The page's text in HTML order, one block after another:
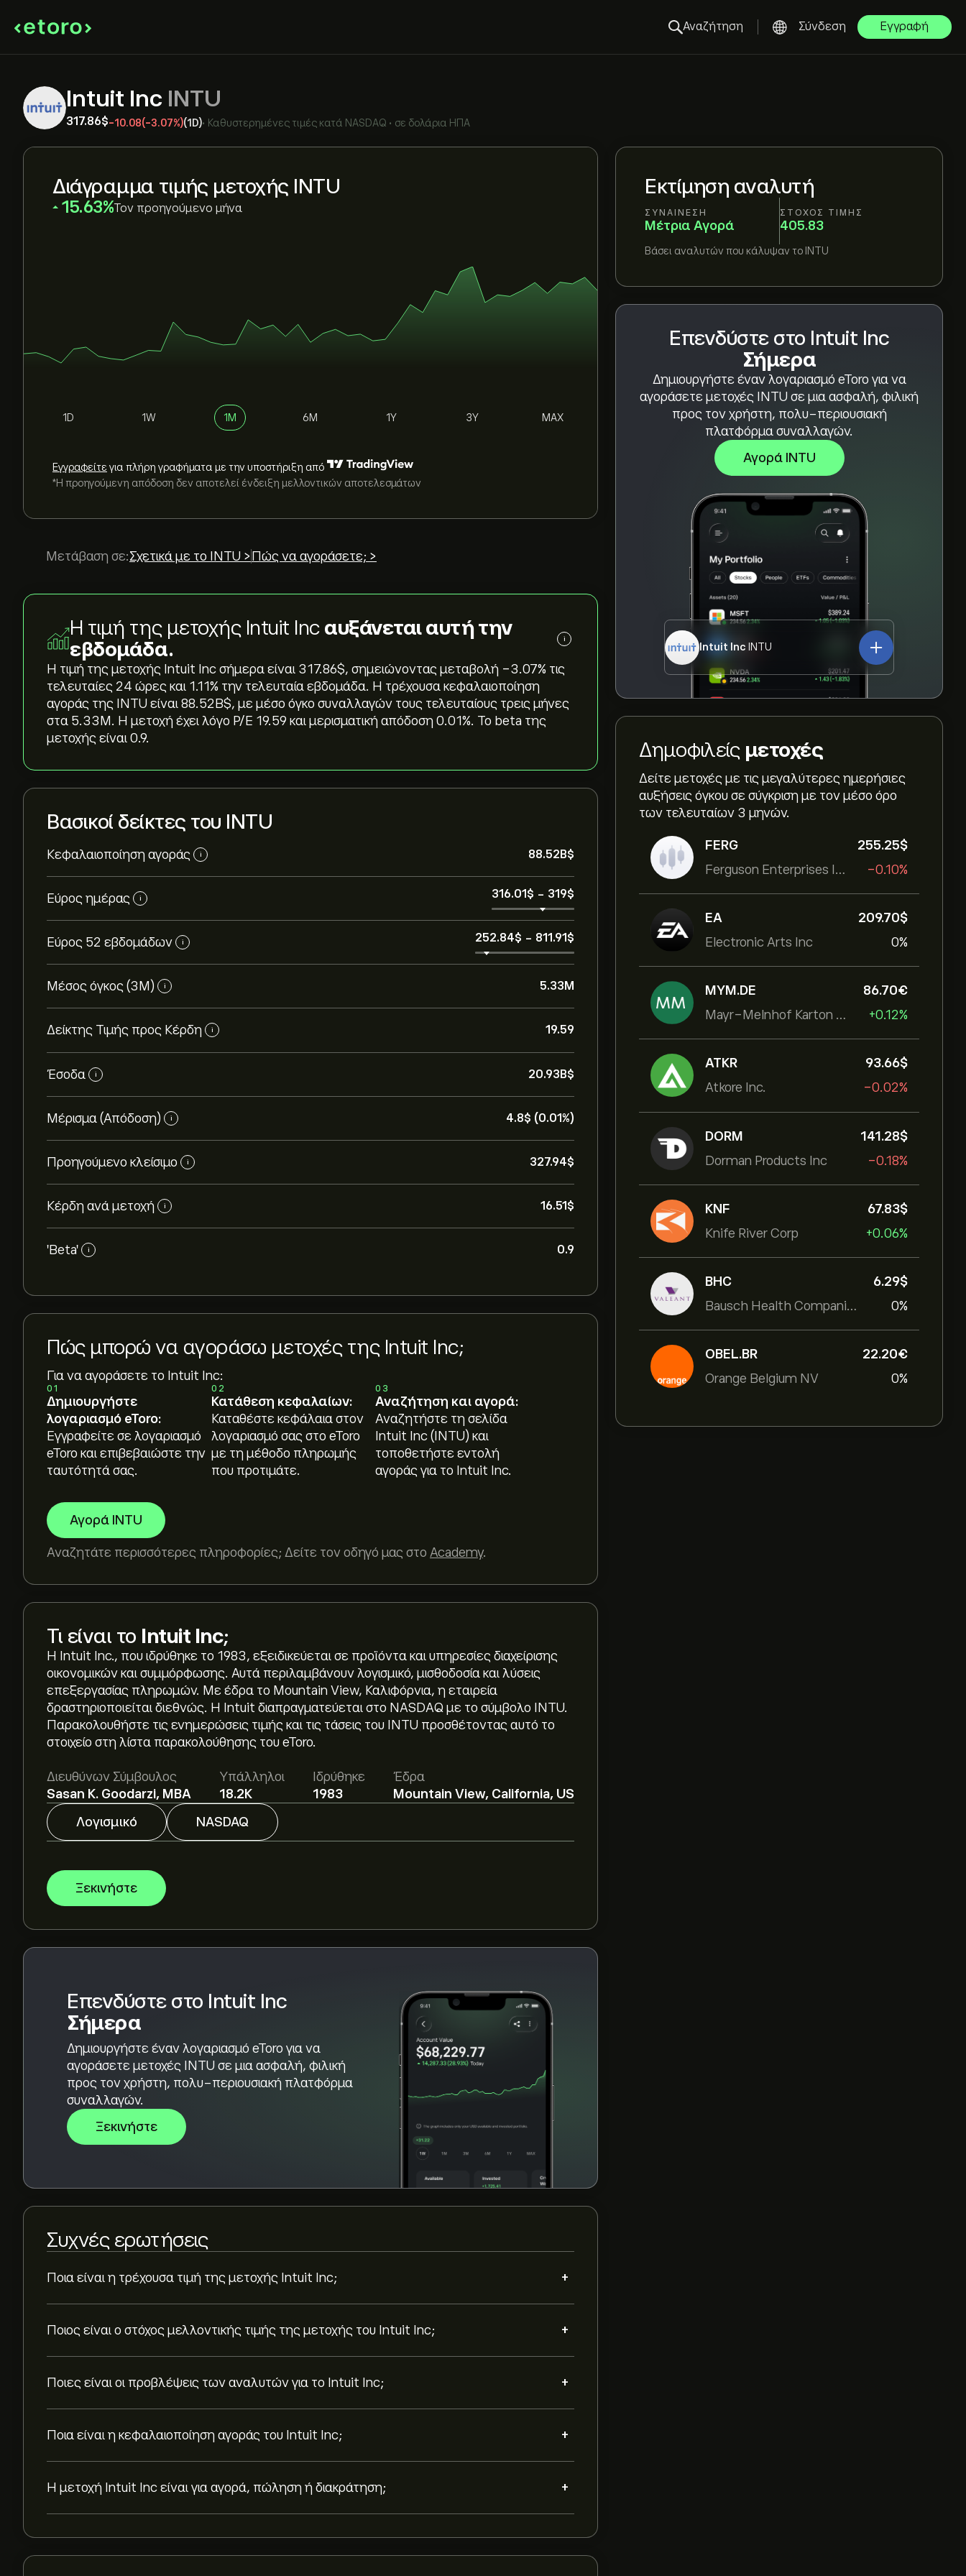
Αναζήτηση Σύνδεση Εγγραφή
Intuit Inc INTU
317.86‎$‎-10.08(-3.07%)(1D)• Καθυστερημένες τιμές κατά NASDAQ • σε δολάρια ΗΠΑ
Εκτίμηση αναλυτή
ΣΥΝΑΊΝΕΣΗ
Μέτρια Αγορά
ΣΤΌΧΟΣ ΤΙΜΉΣ
405.83
Βάσει αναλυτών που κάλυψαν το INTU
Επενδύστε στο Intuit Inc
Σήμερα
Δημιουργήστε έναν λογαριασμό eToro για να
αγοράσετε μετοχές INTU σε μια ασφαλή, φιλική
προς τον χρήστη, πολυ-περιουσιακή
πλατφόρμα συναλλαγών.
Αγορά INTU
Intuit Inc INTU
Δημοφιλείς μετοχές
Δείτε μετοχές με τις μεγαλύτερες ημερήσιες
αυξήσεις όγκου σε σύγκριση με τον μέσο όρο
των τελευταίων 3 μηνών.
FERG
Ferguson Enterprises Inc
255.25‎$‎
-0.10%
EA
Electronic Arts Inc
209.70‎$‎
0%
MYM.DE
Mayr-Melnhof Karton AG
86.70‎€‎
+0.12%
ATKR
Atkore Inc.
93.66‎$‎
-0.02%
DORM
Dorman Products Inc
141.28‎$‎
-0.18%
KNF
Knife River Corp
67.83‎$‎
+0.06%
BHC
Bausch Health Companies Inc
6.29‎$‎
0%
OBEL.BR
Orange Belgium NV
22.20‎€‎
0%
Διάγραμμα τιμής μετοχής INTU
‎15.63‎ Τον προηγούμενο μήνα
1D 1W 1M 6M 1Y 3Y MAX
Εγγραφείτε για πλήρη γραφήματα με την υποστήριξη από
*Η προηγούμενη απόδοση δεν αποτελεί ένδειξη μελλοντικών αποτελεσμάτων
Μετάβαση σε:Σχετικά με το INTU > Πώς να αγοράσετε; >
Η τιμή της μετοχής Intuit Inc αυξάνεται αυτή την
εβδομάδα.
i
Η τιμή της μετοχής Intuit Inc σήμερα είναι 317.86‎$‎, σημειώνοντας μεταβολή ‎-3.07‎% τις
τελευταίες 24 ώρες και ‎1.11‎% την τελευταία εβδομάδα. Η τρέχουσα κεφαλαιοποίηση
αγοράς της INTU είναι 88.52B‎$‎, με μέσο όγκο συναλλαγών τους τελευταίους τρεις μήνες
στα 5.33M. Η μετοχή έχει λόγο P/E 19.59 και μερισματική απόδοση 0.01%. Το beta της
μετοχής είναι 0.9.
Βασικοί δείκτες του INTU
Κεφαλαιοποίηση αγοράς i 88.52B‎$‎
Εύρος ημέρας i 316.01‎$‎ - 319‎$‎
Εύρος 52 εβδομάδων i 252.84‎$‎ - 811.91‎$‎
Μέσος όγκος (3Μ) i 5.33M
Δείκτης Τιμής προς Κέρδη i 19.59
Έσοδα i 20.93B‎$‎
Μέρισμα (Απόδοση) i 4.8‎$‎ (0.01%)
Προηγούμενο κλείσιμο i 327.94‎$‎
Κέρδη ανά μετοχή i 16.51‎$‎
'Beta' i 0.9
Πώς μπορώ να αγοράσω μετοχές της Intuit Inc;
Για να αγοράσετε το Intuit Inc:
01
Δημιουργήστε
λογαριασμό eToro:
Εγγραφείτε σε λογαριασμό
eToro και επιβεβαιώστε την
ταυτότητά σας.
02
Κατάθεση κεφαλαίων:
Καταθέστε κεφάλαια στον
λογαριασμό σας στο eToro
με τη μέθοδο πληρωμής
που προτιμάτε.
03
Αναζήτηση και αγορά:
Αναζητήστε τη σελίδα
Intuit Inc (INTU) και
τοποθετήστε εντολή
αγοράς για το Intuit Inc.
Αγορά INTU
Αναζητάτε περισσότερες πληροφορίες; Δείτε τον οδηγό μας στο Academy.
Τι είναι το Intuit Inc;
Η Intuit Inc., που ιδρύθηκε το 1983, εξειδικεύεται σε προϊόντα και υπηρεσίες διαχείρισης
οικονομικών και συμμόρφωσης. Αυτά περιλαμβάνουν λογισμικό, μισθοδοσία και λύσεις
επεξεργασίας πληρωμών. Με έδρα το Mountain View, Καλιφόρνια, η εταιρεία
δραστηριοποιείται διεθνώς. Η Intuit διαπραγματεύεται στο NASDAQ με το σύμβολο INTU.
Παρακολουθήστε τις ενημερώσεις τιμής και τις τάσεις του INTU προσθέτοντας αυτό το
στοιχείο στη λίστα παρακολούθησης του eToro.
Διευθύνων Σύμβουλος
Sasan K. Goodarzi, MBA
Υπάλληλοι
18.2K
Ιδρύθηκε
1983
Έδρα
Mountain View, California, US
Λογισμικό
NASDAQ
Ξεκινήστε
Επενδύστε στο Intuit Inc
Σήμερα
Δημιουργήστε έναν λογαριασμό eToro για να
αγοράσετε μετοχές INTU σε μια ασφαλή, φιλική
προς τον χρήστη, πολυ-περιουσιακή πλατφόρμα
συναλλαγών.
Ξεκινήστε
Συχνές ερωτήσεις
Ποια είναι η τρέχουσα τιμή της μετοχής Intuit Inc; +
Η τρέχουσα τιμή του INTU είναι 317.86‎$‎.
Ποιος είναι ο στόχος μελλοντικής τιμής της μετοχής του Intuit Inc; +
προβλέψεις και τιμές-στόχους από αναλυτές.
Ποιες είναι οι προβλέψεις των αναλυτών για το Intuit Inc; +
Οι αναλυτές προσφέρουν προβλέψεις για το Intuit Inc με βάση τις τάσεις της αγοράς, τις
οικονομικές αναφορές και την αναμενόμενη ανάπτυξη. Δείτε την πιο πρόσφατη
Ποια είναι η κεφαλαιοποίηση αγοράς του Intuit Inc; +
Η κεφαλαιοποίηση αγοράς του Intuit Inc είναι 88.52B‎$‎
Η μετοχή Intuit Inc είναι για αγορά, πώληση ή διακράτηση; +